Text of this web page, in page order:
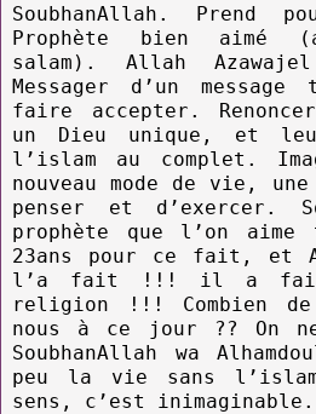
SoubhanAllah. Prend
Prophète bien aimé
salam). Allah
Messager d’un
faire accepter.
un Dieu unique, et
l’islam au complet.
nouveau mode de vie,
penser et d’exercer.
prophète que l’on
23ans pour ce fait, et
l’a fait !!! il a fait
religion !!! Combien de
nous à ce jour ?? On
SoubhanAllah wa
peu la vie sans
sens, c’est